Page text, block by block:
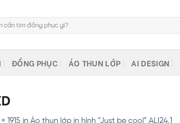
ĐỒNG PHỤC ÁO THUN LỚP AI DESIGN
1915 in Áo thun lớp in hình “Just be cool” ALI24.1